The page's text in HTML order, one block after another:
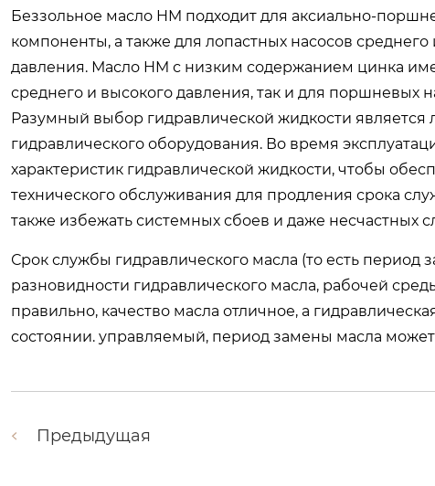
Беззольное масло HM подходит для аксиально-
компоненты, а также для лопастных насосов
давления. Масло HM с низким содержанием цинка
среднего и высокого давления, так и для
Разумный выбор гидравлической жидкости
гидравлического оборудования. Во время
характеристик гидравлической жидкости, чтобы
технического обслуживания для продления срока
также избежать системных сбоев и даже несчастных
Срок службы гидравлического масла (то есть период
разновидности гидравлического масла, рабочей
правильно, качество масла отличное, а
состоянии. управляемый, период замены масла
Предыдущая